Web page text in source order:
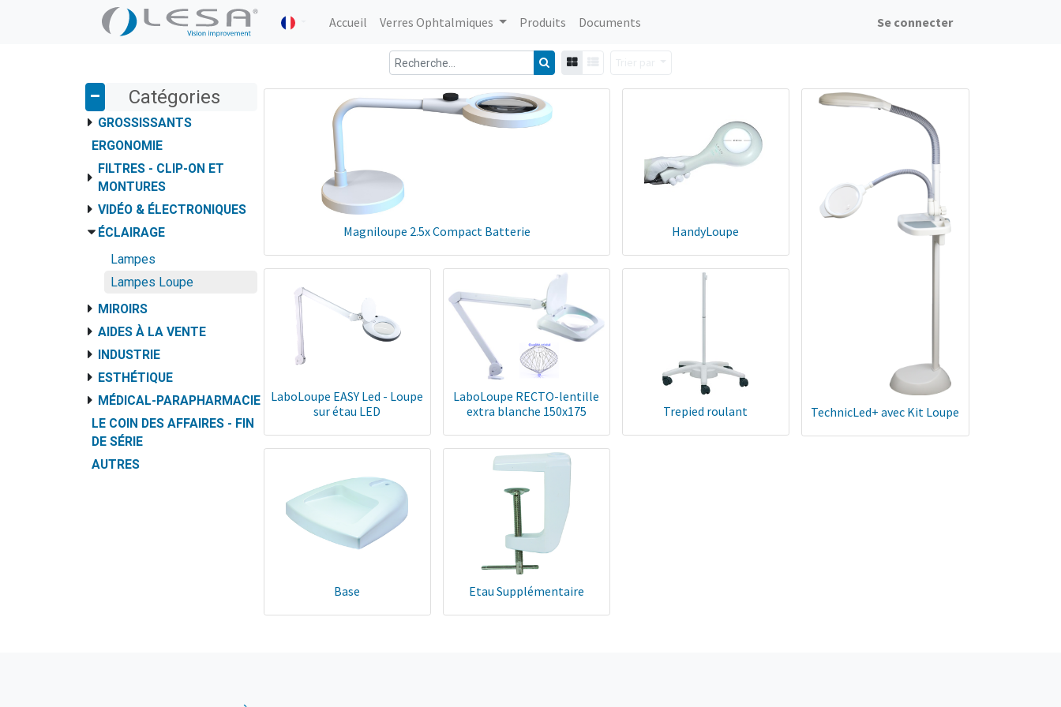
Accueil Verres Ophtalmiques Produits Documents Se connecter
Catégories
GROSSISSANTS
ERGONOMIE
FILTRES - CLIP-ON ET
MONTURES
VIDÉO & ÉLECTRONIQUES
ÉCLAIRAGE
Lampes
Lampes Loupe
MIROIRS
AIDES À LA VENTE
INDUSTRIE
ESTHÉTIQUE
MÉDICAL-PARAPHARMACIE
LE COIN DES AFFAIRES - FIN
DE SÉRIE
AUTRES
Magniloupe 2.5x Compact Batterie HandyLoupe
TechnicLed+ avec Kit Loupe
LaboLoupe EASY Led - Loupe
sur étau LED
LaboLoupe RECTO-lentille
extra blanche 150x175
Trepied roulant
Base Etau Supplémentaire